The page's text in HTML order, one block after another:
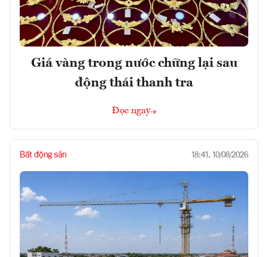
Giá vàng trong nước chững lại sau
động thái thanh tra
Đọc ngay
Bất động sản 18:41, 10/08/2026